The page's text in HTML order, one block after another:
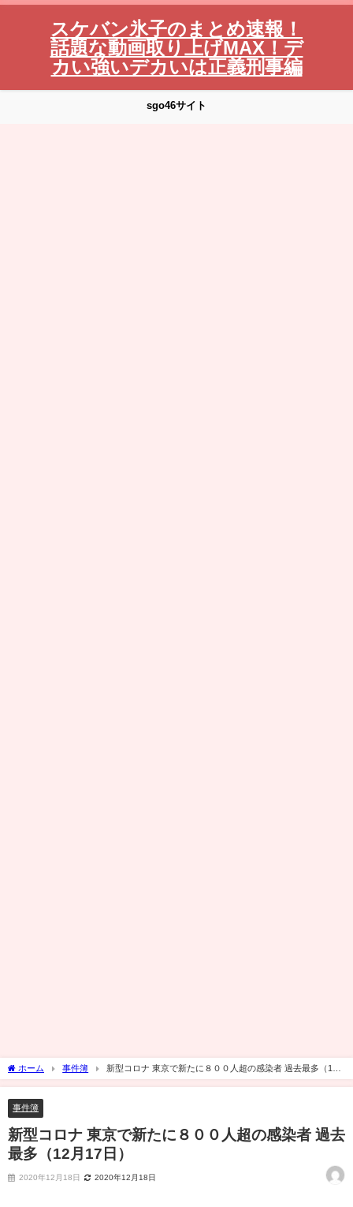
スケバン氷子のまとめ速報！
話題な動画取り上げMAX！デ
カい強いデカいは正義刑事編
sgo46サイト
ホーム 事件簿
新型コロナ 東京で新たに８００人超の感染者 過去最多（12
月17日）
事件簿
新型コロナ 東京で新たに８００人超の感染者 過去
最多（12月17日）
2020年12月18日 2020年12月18日